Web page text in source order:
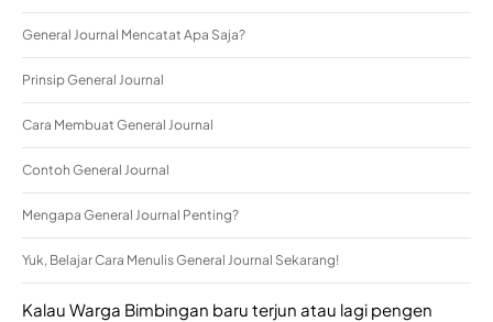
General Journal Mencatat Apa Saja?
Prinsip General Journal
Cara Membuat General Journal
Contoh General Journal
Mengapa General Journal Penting?
Yuk, Belajar Cara Menulis General Journal Sekarang!
Kalau Warga Bimbingan baru terjun atau lagi pengen